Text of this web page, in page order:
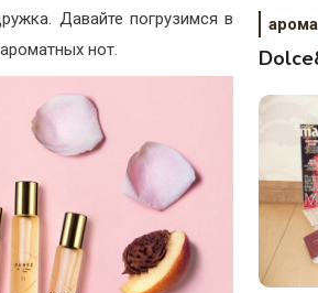
Давайте погрузимся в
нот.